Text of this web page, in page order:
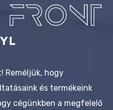
Reméljük, hogy
és termékeink
cégünkben a megfelelő